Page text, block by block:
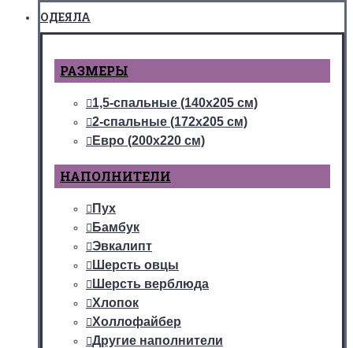
ОДЕЯЛА
РАЗМЕРЫ
1,5-спальные (140х205 см)
2-спальные (172х205 см)
Евро (200х220 см)
НАПОЛНИТЕЛИ
Пух
Бамбук
Эвкалипт
Шерсть овцы
Шерсть верблюда
Хлопок
Холлофайбер
Другие наполнители